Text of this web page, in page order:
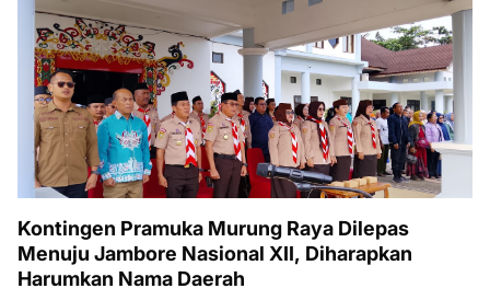
Kontingen Pramuka Murung Raya Dilepas
Menuju Jambore Nasional XII, Diharapkan
Harumkan Nama Daerah